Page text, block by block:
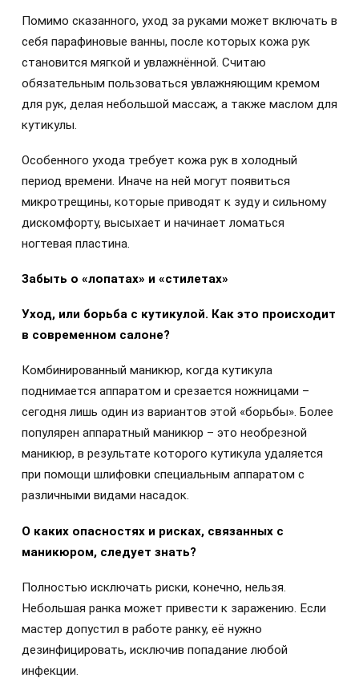
Помимо сказанного, уход за руками может включать в
себя парафиновые ванны, после которых кожа рук
становится мягкой и увлажнённой. Считаю
обязательным пользоваться увлажняющим кремом
для рук, делая небольшой массаж, а также маслом для
кутикулы.
Особенного ухода требует кожа рук в холодный
период времени. Иначе на ней могут появиться
микротрещины, которые приводят к зуду и сильному
дискомфорту, высыхает и начинает ломаться
ногтевая пластина.
Забыть о «лопатах» и «стилетах»
Уход, или борьба с кутикулой. Как это происходит
в современном салоне?
Комбинированный маникюр, когда кутикула
поднимается аппаратом и срезается ножницами –
сегодня лишь один из вариантов этой «борьбы». Более
популярен аппаратный маникюр – это необрезной
маникюр, в результате которого кутикула удаляется
при помощи шлифовки специальным аппаратом с
различными видами насадок.
О каких опасностях и рисках, связанных с
маникюром, следует знать?
Полностью исключать риски, конечно, нельзя.
Небольшая ранка может привести к заражению. Если
мастер допустил в работе ранку, её нужно
дезинфицировать, исключив попадание любой
инфекции.